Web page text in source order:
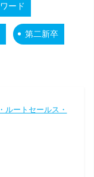
ード
第二新卒
ルートセールス・